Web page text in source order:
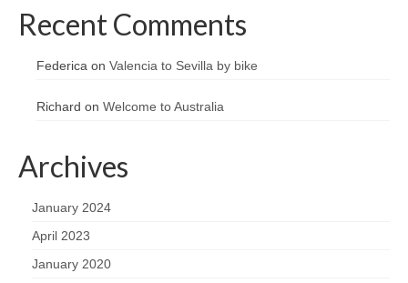
Recent Comments
Federica on Valencia to Sevilla by bike
Richard on Welcome to Australia
Archives
January 2024
April 2023
January 2020